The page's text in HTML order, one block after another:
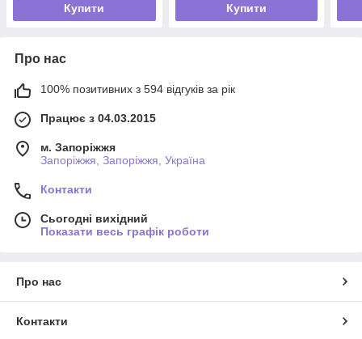
Купити Купити
Про нас
100% позитивних з 594 відгуків за рік
Працює з 04.03.2015
м. Запоріжжя
Запоріжжя, Запоріжжя, Україна
Контакти
Сьогодні вихідний
Показати весь графік роботи
Про нас
Контакти